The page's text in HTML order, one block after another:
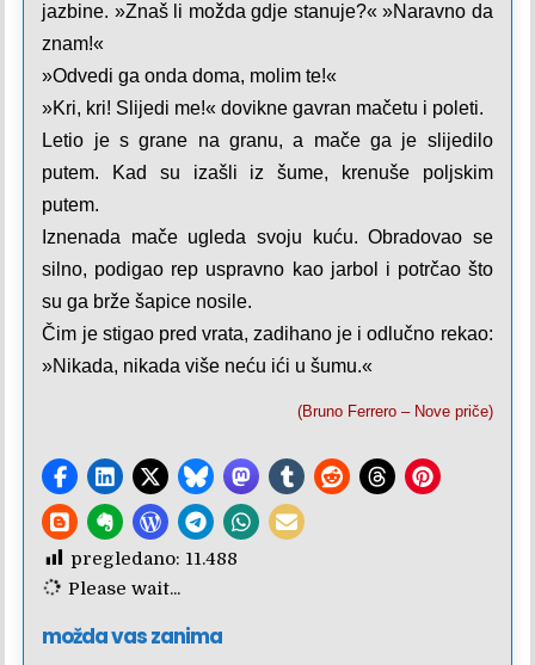
jazbine. »Znaš li možda gdje stanuje?« »Naravno da
znam!«
»Odvedi ga onda doma, molim te!«
»Kri, kri! Slijedi me!« dovikne gavran mačetu i poleti.
Letio je s grane na granu, a mače ga je slijedilo
putem. Kad su izašli iz šume, krenuše poljskim
putem.
Iznenada mače ugleda svoju kuću. Obradovao se
silno, podigao rep uspravno kao jarbol i potrčao što
su ga brže šapice nosile.
Čim je stigao pred vrata, zadihano je i odlučno rekao:
»Nikada, nika­da više neću ići u šumu.«
(Bruno Ferrero – Nove priče)
pregledano: 11.488
Please wait...
možda vas zanima